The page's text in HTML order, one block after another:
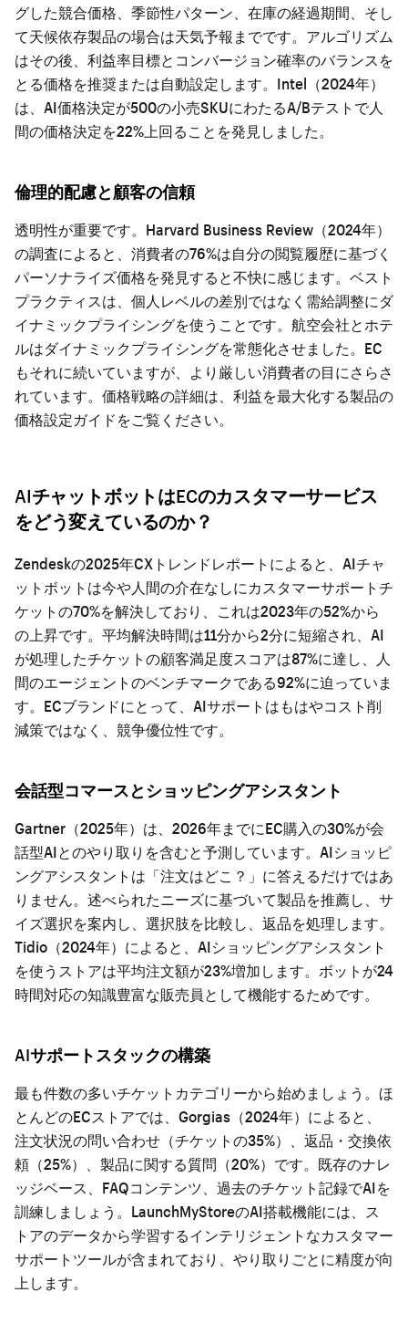
グした競合価格、季節性パターン、在庫の経過期間、そし
て天候依存製品の場合は天気予報までです。アルゴリズム
はその後、利益率目標とコンバージョン確率のバランスを
とる価格を推奨または自動設定します。Intel（2024年）
は、AI価格決定が500の小売SKUにわたるA/Bテストで人
間の価格決定を22%上回ることを発見しました。
倫理的配慮と顧客の信頼
透明性が重要です。Harvard Business Review（2024年）
の調査によると、消費者の76%は自分の閲覧履歴に基づく
パーソナライズ価格を発見すると不快に感じます。ベスト
プラクティスは、個人レベルの差別ではなく需給調整にダ
イナミックプライシングを使うことです。航空会社とホテ
ルはダイナミックプライシングを常態化させました。EC
もそれに続いていますが、より厳しい消費者の目にさらさ
れています。価格戦略の詳細は、 利益を最大化する製品の
価格設定ガイドをご覧ください。
AIチャットボットはECのカスタマーサービス
をどう変えているのか？
Zendeskの2025年CXトレンドレポートによると、AIチャ
ットボットは今や人間の介在なしにカスタマーサポートチ
ケットの70%を解決しており、これは2023年の52%から
の上昇です。平均解決時間は11分から2分に短縮され、AI
が処理したチケットの顧客満足度スコアは87%に達し、人
間のエージェントのベンチマークである92%に迫っていま
す。ECブランドにとって、AIサポートはもはやコスト削
減策ではなく、競争優位性です。
会話型コマースとショッピングアシスタント
Gartner（2025年）は、2026年までにEC購入の30%が会
話型AIとのやり取りを含むと予測しています。AIショッピ
ングアシスタントは「注文はどこ？」に答えるだけではあ
りません。述べられたニーズに基づいて製品を推薦し、サ
イズ選択を案内し、選択肢を比較し、返品を処理します。
Tidio（2024年）によると、AIショッピングアシスタント
を使うストアは平均注文額が23%増加します。ボットが24
時間対応の知識豊富な販売員として機能するためです。
AIサポートスタックの構築
最も件数の多いチケットカテゴリーから始めましょう。ほ
とんどのECストアでは、Gorgias（2024年）によると、
注文状況の問い合わせ（チケットの35%）、返品・交換依
頼（25%）、製品に関する質問（20%）です。既存のナレ
ッジベース、FAQコンテンツ、過去のチケット記録でAIを
訓練しましょう。LaunchMyStoreのAI搭載機能には、ス
トアのデータから学習するインテリジェントなカスタマー
サポートツールが含まれており、やり取りごとに精度が向
上します。